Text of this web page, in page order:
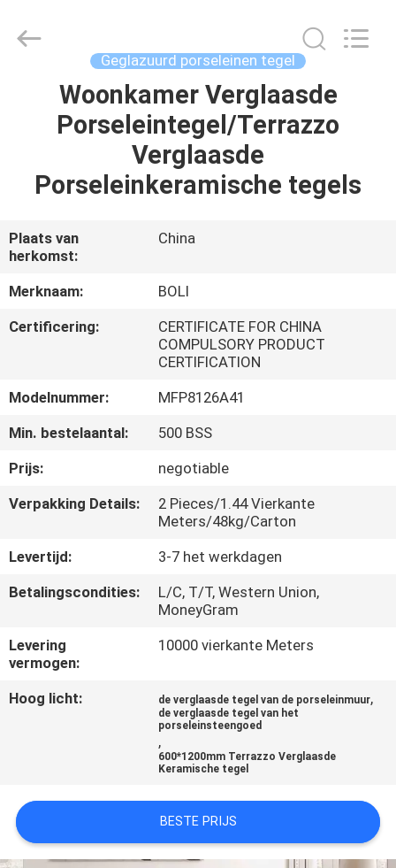
PRODUCTEN
OVER
ONS
FABRIEKSTOCHT
KWALITEITSCONTROLE
NEEM
CONTACT
ONS
OP
VRAAG
EEN
OFFERTE
PRIVACYBELEID
CERAMICS
CO.,LTD..
Geglazuurd porseleinen tegel
Woonkamer Verglaasde
Porseleintegel/Terrazzo
Verglaasde
Porseleinkeramische tegels
Plaats van
herkomst:
China
Merknaam:
BOLI
Certificering:
CERTIFICATE FOR CHINA
COMPULSORY PRODUCT
CERTIFICATION
Modelnummer:
MFP8126A41
Min. bestelaantal:
500 BSS
Prijs:
negotiable
Verpakking Details:
2 Pieces/1.44 Vierkante
Meters/48kg/Carton
Levertijd:
3-7 het werkdagen
Betalingscondities:
L/C, T/T, Western Union,
MoneyGram
Levering
vermogen:
10000 vierkante Meters
Hoog licht: de verglaasde tegel van de porseleinmuur,
de verglaasde tegel van het
porseleinsteengoed
,
600*1200mm Terrazzo Verglaasde
Keramische tegel
BESTE PRIJS